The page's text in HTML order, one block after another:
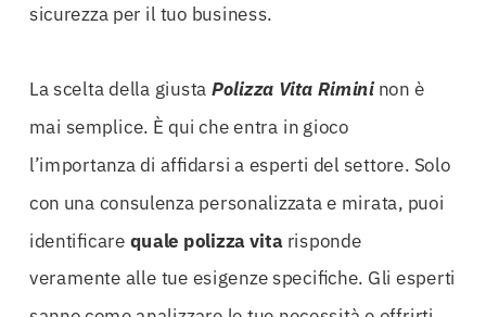
sicurezza per il tuo business.
La scelta della giustaPolizza Vita Rimininon è
mai semplice. È qui che entra in gioco
l’importanza di affidarsi a esperti del settore. Solo
con una consulenza personalizzata e mirata, puoi
identificare quale polizzavitarisponde
veramente alle tue esigenze specifiche. Gli esperti